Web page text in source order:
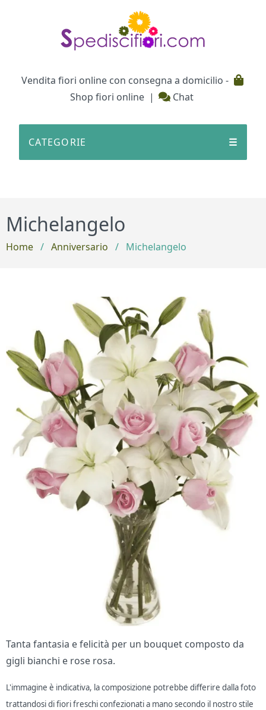
Vendita fiori online con consegna a domicilio -
Shop fiori online | Chat
CATEGORIE ☰
Michelangelo
Home / Anniversario / Michelangelo
Tanta fantasia e felicità per un bouquet composto da
gigli bianchi e rose rosa.
L'immagine è indicativa, la composizione potrebbe differire dalla foto
trattandosi di fiori freschi confezionati a mano secondo il nostro stile